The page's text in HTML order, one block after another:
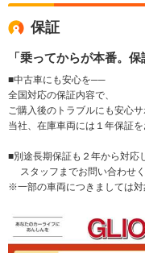
保証
「乗ってからが本番。
■中古車にも安心を──
全国対応の保証内容で、
ご購入後のトラブルにも安心サ
当社、在庫車両には１年保証
■別途長期保証も２年から対応
スタッフまでお問い合わせく
※一部の車両につきましては対